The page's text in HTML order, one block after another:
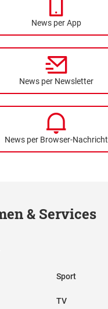
News per App
News per Newsletter
News per Browser-Nachricht
& Services
Sport
TV